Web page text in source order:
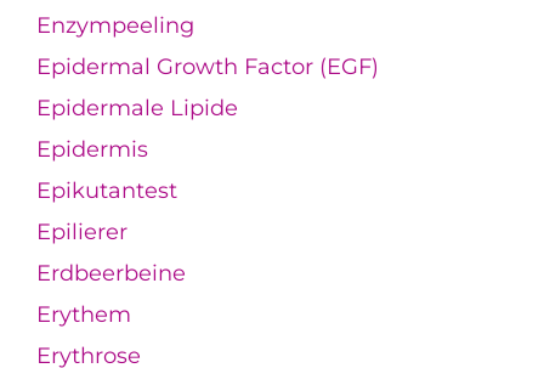
Enzympeeling
Epidermal Growth Factor (EGF)
Epidermale Lipide
Epidermis
Epikutantest
Epilierer
Erdbeerbeine
Erythem
Erythrose